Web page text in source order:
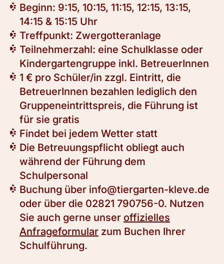
Beginn: 9:15, 10:15, 11:15, 12:15, 13:15,
14:15 & 15:15 Uhr
Treffpunkt: Zwergotteranlage
Teilnehmerzahl: eine Schulklasse oder
Kindergartengruppe inkl. BetreuerInnen
1 € pro Schüler/in zzgl. Eintritt, die
BetreuerInnen bezahlen lediglich den
Gruppeneintrittspreis, die Führung ist
für sie gratis
Findet bei jedem Wetter statt
Die Betreuungspflicht obliegt auch
während der Führung dem
Schulpersonal
Buchung über info@tiergarten-kleve.de
oder über die 02821 790756-0. Nutzen
Sie auch gerne unser offizielles
Anfrageformular zum Buchen Ihrer
Schulführung.